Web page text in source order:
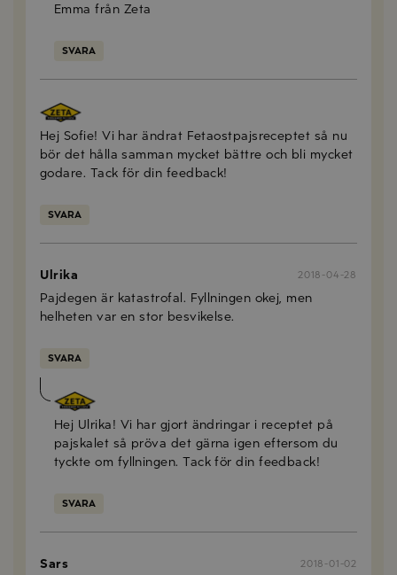
Emma från Zeta
SVARA
Zeta
Hej Sofie! Vi har ändrat Fetaostpajsreceptet så nu
bör det hålla samman mycket bättre och bli mycket
godare. Tack för din feedback!
SVARA
Ulrika 2018-04-28
Pajdegen är katastrofal. Fyllningen okej, men
helheten var en stor besvikelse.
SVARA
Zeta
Hej Ulrika! Vi har gjort ändringar i receptet på
pajskalet så pröva det gärna igen eftersom du
tyckte om fyllningen. Tack för din feedback!
SVARA
Sars 2018-01-02